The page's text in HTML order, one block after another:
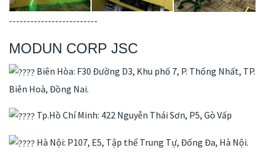
-------------------------
MODUN CORP JSC
Biên Hòa: F30 Đường D3, Khu phố 7, P. Thống Nhất, TP.
Biên Hoà, Đồng Nai.
Tp.Hồ Chí Minh: 422 Nguyễn Thái Sơn, P5, Gò Vấp
Hà Nội: P107, E5, Tập thể Trung Tự, Đống Đa, Hà Nội.